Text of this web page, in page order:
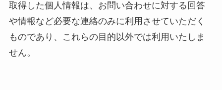
取得した個人情報は、お問い合わせに対する回答
や情報など必要な連絡のみに利用させていただく
ものであり、これらの目的以外では利用いたしま
せん。